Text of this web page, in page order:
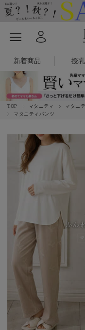
新着商品 授
TOP マタニティ
マタニ
マタニティパンツ